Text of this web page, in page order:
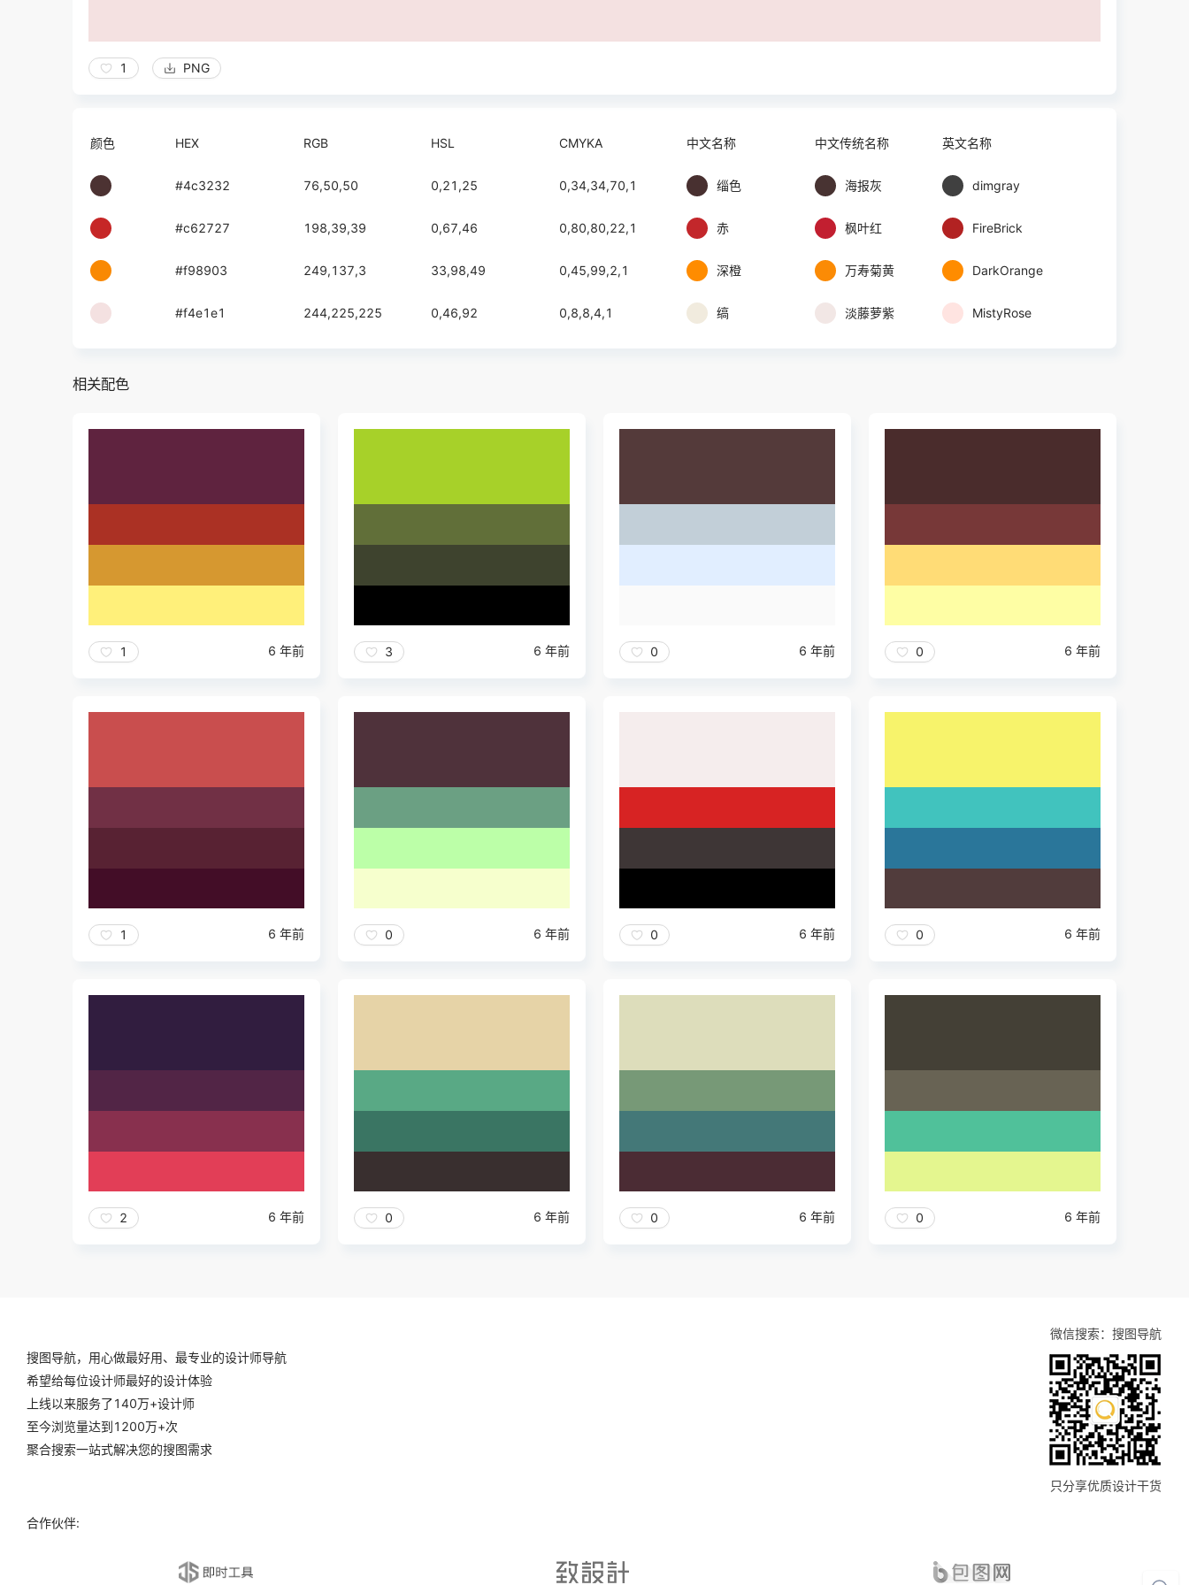
1 PNG
颜色 HEX RGB HSL CMYKA 中文名称 中文传统名称 英文名称
#4c3232 76,50,50 0,21,25 0,34,34,70,1 缁色 海报灰 dimgray
#c62727 198,39,39 0,67,46 0,80,80,22,1 赤 枫叶红 FireBrick
#f98903 249,137,3 33,98,49 0,45,99,2,1 深橙 万寿菊黄 DarkOrange
#f4e1e1 244,225,225 0,46,92 0,8,8,4,1 缟 淡藤萝紫 MistyRose
相关配色
1 6 年前 3 6 年前 0 6 年前 0 6 年前
1 6 年前 0 6 年前 0 6 年前 0 6 年前
2 6 年前 0 6 年前 0 6 年前 0 6 年前
搜图导航，用心做最好用、最专业的设计师导航
希望给每位设计师最好的设计体验
上线以来服务了140万+设计师
至今浏览量达到1200万+次
聚合搜索一站式解决您的搜图需求
微信搜索：搜图导航
只分享优质设计干货
合作伙伴: